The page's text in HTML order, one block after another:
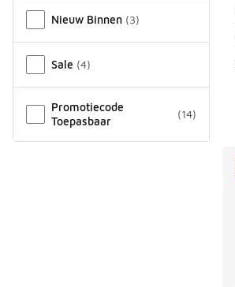
Nieuw Binnen (3)
Sale (4)
Promotiecode
Toepasbaar
(14)